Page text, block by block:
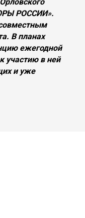
РОССИИ».
В планах
ежегодной
участию в ней
и уже